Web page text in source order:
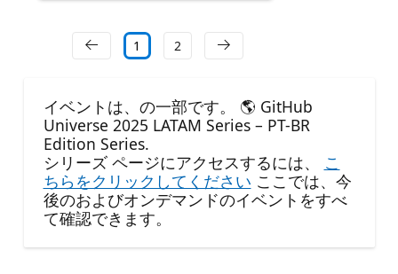
1 2
イベントは、の一部です。 🌎 GitHub
Universe 2025 LATAM Series – PT-BR
Edition Series.
シリーズ ページにアクセスするには、
こ
ちらをクリックしてください ここでは、今
後のおよびオンデマンドのイベントをすべ
て確認できます。